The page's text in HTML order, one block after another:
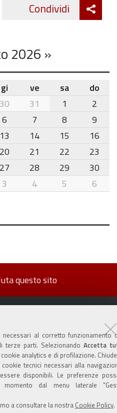
al corretto funzionamento
terze parti. Selezionando Accetta
analytics e di profilazione.
tecnici necessari alla
disponibili. Le preferenze
dal menu laterale
a consultare la nostra Cookie Policy.
Condividi
2026 »
gi ve sa
do
30 31 1
2
6 7 8
9
13 14 15
16
20 21 22
23
27 28 29
30
3 4 5 6
questo sito
di Zola Predosa